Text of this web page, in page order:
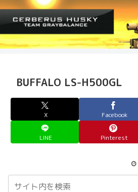
BUFFALO LS-H500GL
X Facebook
LINE Pinterest